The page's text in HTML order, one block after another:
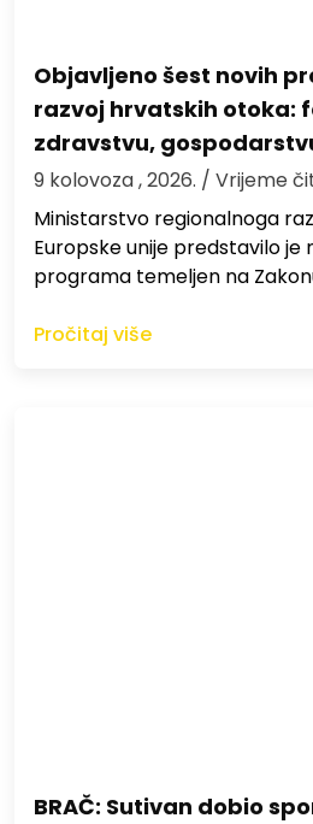
Objavljeno šest novih
razvoj hrvatskih otoka:
zdravstvu,
9 kolovoza , 2026. / Vrijeme
Ministarstvo regionalnoga
Europske unije predstavilo je
programa temeljen na
Pročitaj više
BRAČ: Sutivan dobio